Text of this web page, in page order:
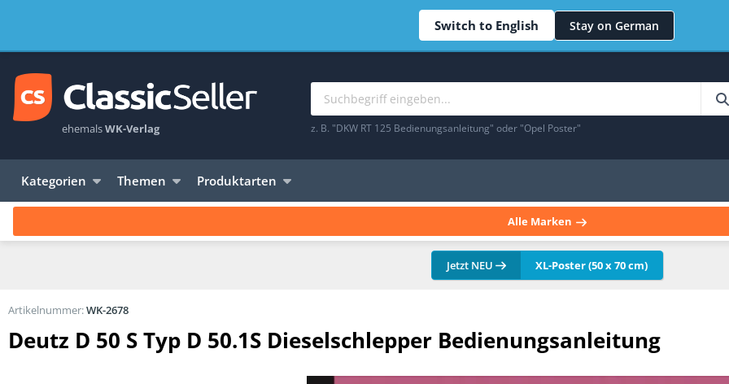
Switch to English Stay on German
ehemalsWK-Verlag z. B. "DKW RT 125 Bedienungsanleitung" oder "Opel Poster"
Kategorien Themen Produktarten
Alle Marken
Jetzt NEU XL-Poster (50 x 70 cm)
Deutz D 50 S Typ D 50.1S Dieselschlepper Bedienungsanleitung
Artikelnummer:WK-2678